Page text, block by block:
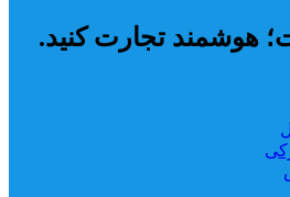
هوشمند تجارت کنید.